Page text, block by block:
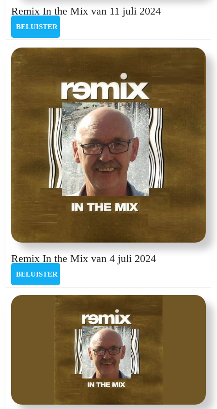
Remix In the Mix van 11 juli 2024Remix
Mix
van
juli
2024
BELUISTER
Remix In the Mix van 4 juli 2024Remix
Mix
2024
BELUISTER